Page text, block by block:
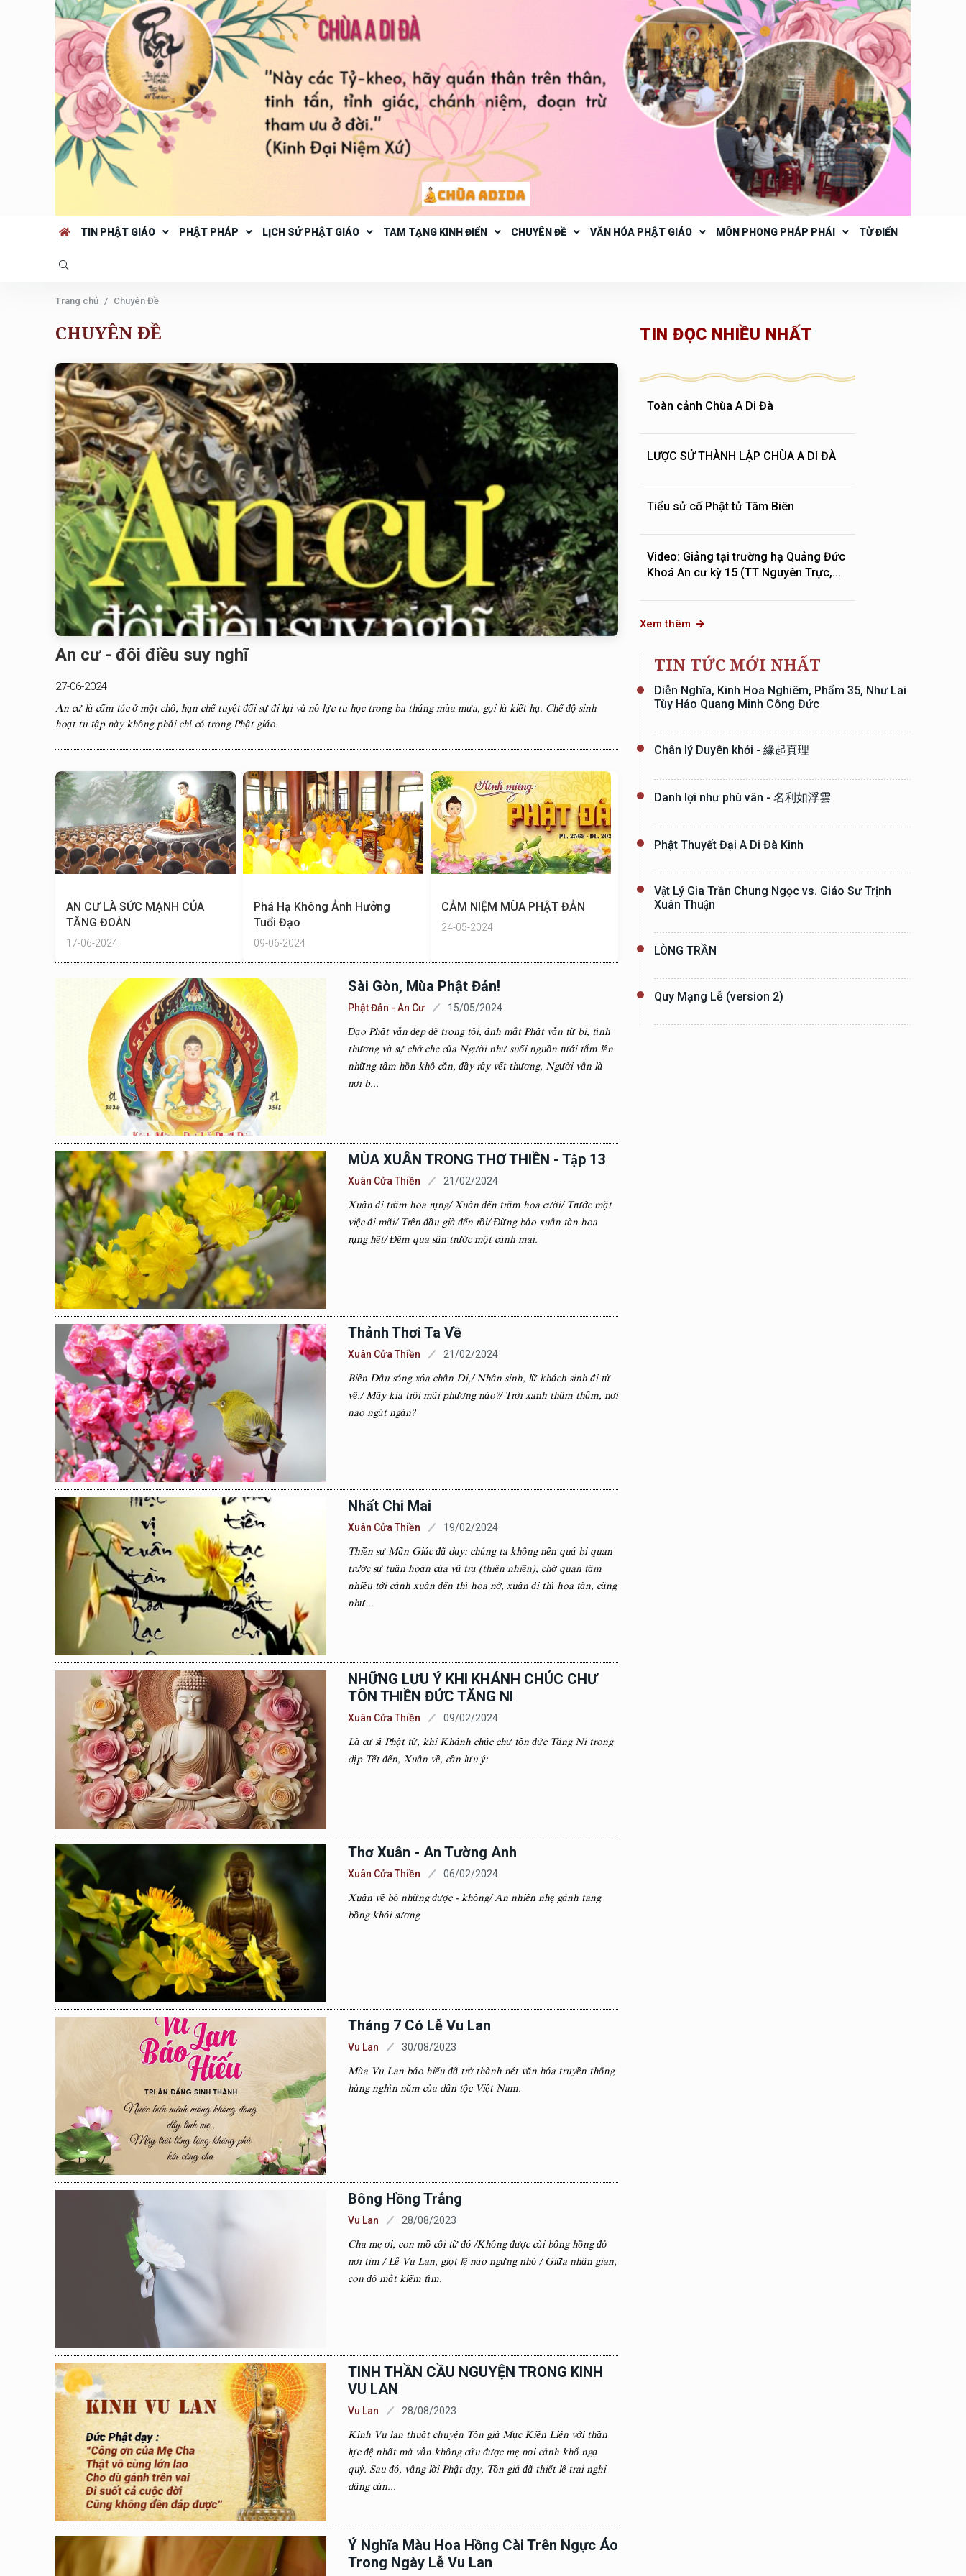
TIN PHẬT GIÁO PHẬT PHÁP LỊCH SỬ PHẬT GIÁO TAM TẠNG KINH ĐIỂN CHUYÊN ĐỀ VĂN HÓA PHẬT GIÁO MÔN PHONG PHÁP PHÁI TỪ ĐIỂN
Trang chủ Chuyên Đề
CHUYÊN ĐỀ
An cư - đôi điều suy nghĩ
27-06-2024
An cư là cấm túc ở một chỗ, hạn chế tuyệt đối sự đi lại và nỗ lực tu học trong ba tháng mùa mưa, gọi là kiết hạ. Chế độ sinh
hoạt tu tập này không phải chỉ có trong Phật giáo.
AN CƯ LÀ SỨC MẠNH CỦA
TĂNG ĐOÀN
17-06-2024
Phá Hạ Không Ảnh Hưởng
Tuổi Đạo
09-06-2024
CẢM NIỆM MÙA PHẬT ĐẢN
24-05-2024
Sài Gòn, Mùa Phật Đản!
Phật Đản - An Cư 15/05/2024
Đạo Phật vẫn đẹp đẽ trong tôi, ánh mắt Phật vẫn từ bi, tình
thương và sự chở che của Người như suối nguồn tưới tẩm lên
những tâm hồn khô cằn, đầy rẫy vết thương, Người vẫn là
nơi b...
MÙA XUÂN TRONG THƠ THIỀN - Tập 13
Xuân Cửa Thiền 21/02/2024
Xuân đi trăm hoa rụng/ Xuân đến trăm hoa cười/ Trước mặt
việc đi mãi/ Trên đầu già đến rồi/ Đừng bảo xuân tàn hoa
rụng hết/ Đêm qua sân trước một cành mai.
Thảnh Thơi Ta Về
Xuân Cửa Thiền 21/02/2024
Biển Dâu sóng xóa chân Di,/ Nhân sinh, lữ khách sinh đi tử
về./ Mây kia trôi mãi phương nào?/ Trời xanh thâm thẫm, nơi
nao ngút ngàn?
Nhất Chi Mai
Xuân Cửa Thiền 19/02/2024
Thiền sư Mãn Giác đã dạy: chúng ta không nên quá bi quan
trước sự tuần hoàn của vũ trụ (thiên nhiên), chớ quan tâm
nhiều tới cảnh xuân đến thì hoa nở, xuân đi thì hoa tàn, cũng
như...
NHỮNG LƯU Ý KHI KHÁNH CHÚC CHƯ
TÔN THIỀN ĐỨC TĂNG NI
Xuân Cửa Thiền 09/02/2024
Là cư sĩ Phật tử, khi Khánh chúc chư tôn đức Tăng Ni trong
dịp Tết đến, Xuân về, cần lưu ý:
Thơ Xuân - An Tường Anh
Xuân Cửa Thiền 06/02/2024
Xuân về bỏ những được - không/ An nhiên nhẹ gánh tang
bồng khói sương
Tháng 7 Có Lễ Vu Lan
Vu Lan 30/08/2023
Mùa Vu Lan báo hiếu đã trở thành nét văn hóa truyền thống
hàng nghìn năm của dân tộc Việt Nam.
Bông Hồng Trắng
Vu Lan 28/08/2023
Cha mẹ ơi, con mồ côi từ đó /Không được cài bông hồng đỏ
nơi tim / Lễ Vu Lan, giọt lệ nào ngưng nhỏ / Giữa nhân gian,
con đỏ mắt kiếm tìm.
TINH THẦN CẦU NGUYỆN TRONG KINH
VU LAN
Vu Lan 28/08/2023
Kinh Vu lan thuật chuyện Tôn giả Mục Kiền Liên với thần
lực đệ nhất mà vẫn không cứu được mẹ nơi cảnh khổ ngạ
quỷ. Sau đó, vâng lời Phật dạy, Tôn giả đã thiết lễ trai nghi
dâng cún...
Ý Nghĩa Màu Hoa Hồng Cài Trên Ngực Áo
Trong Ngày Lễ Vu Lan
TIN ĐỌC NHIỀU NHẤT
Toàn cảnh Chùa A Di Đà
LƯỢC SỬ THÀNH LẬP CHÙA A DI ĐÀ
Tiểu sử cố Phật tử Tâm Biên
Video: Giảng tại trường hạ Quảng Đức
Khoá An cư kỳ 15 (TT Nguyên Trực,...
Xem thêm
TIN TỨC MỚI NHẤT
Diễn Nghĩa, Kinh Hoa Nghiêm, Phẩm 35, Như Lai
Tùy Hảo Quang Minh Công Đức
Chân lý Duyên khởi - 緣起真理
Danh lợi như phù vân - 名利如浮雲
Phật Thuyết Đại A Di Đà Kinh
Vật Lý Gia Trần Chung Ngọc vs. Giáo Sư Trịnh
Xuân Thuận
LÒNG TRẦN
Quy Mạng Lễ (version 2)